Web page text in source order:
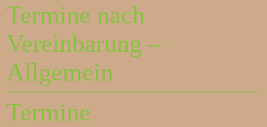
Termine nach
Vereinbarung –
Allgemein
Termine